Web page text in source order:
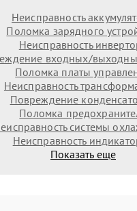
Неисправность
Поломка зарядного
Неисправность
входных/
Поломка платы
Неисправность
Повреждение
Поломка
системы
Неисправность
Показать еще